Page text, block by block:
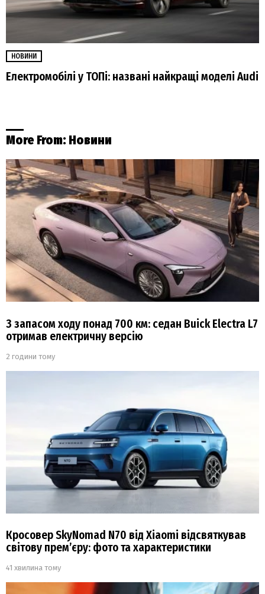
НОВИНИ
Електромобілі у ТОПі: названі найкращі моделі Audi
More From: Новини
З запасом ходу понад 700 км: седан Buick Electra L7
отримав електричну версію
2 години тому
Кросовер SkyNomad N70 від Xiaomi відсвяткував
світову прем’єру: фото та характеристики
41 хвилина тому